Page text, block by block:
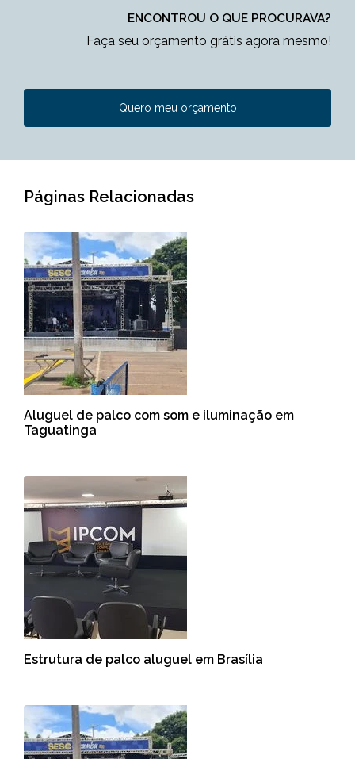
ENCONTROU O QUE PROCURAVA?
Faça seu orçamento grátis agora mesmo!
Quero meu orçamento
Páginas Relacionadas
Aluguel de palco com som e iluminação em
Taguatinga
Estrutura de palco aluguel em Brasília